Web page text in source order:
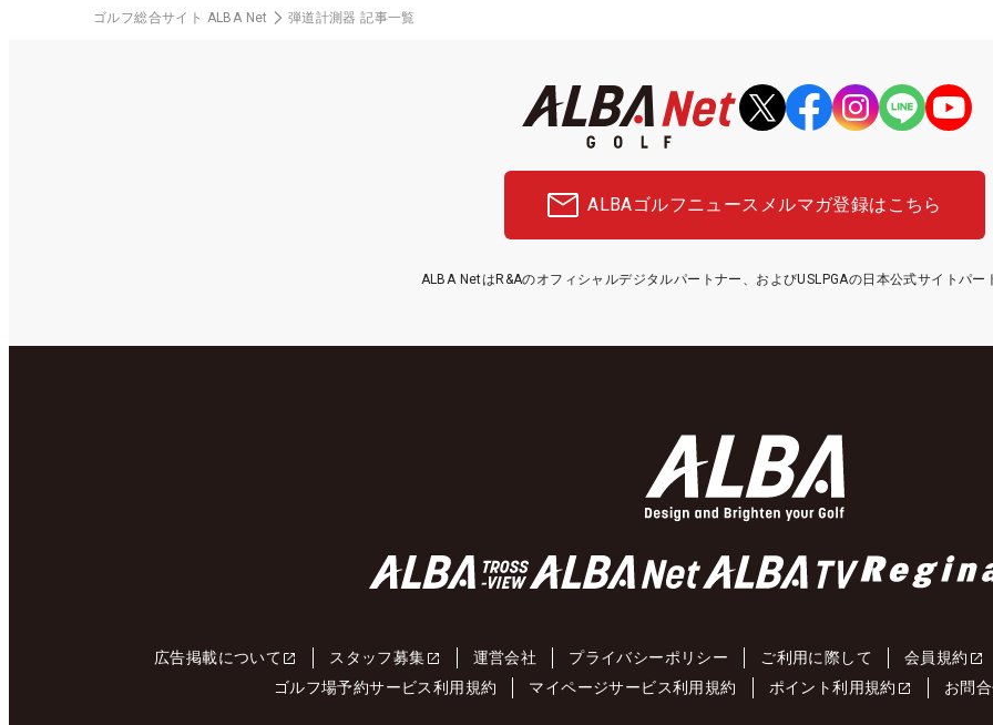
ゴルフ総合サイト ALBA Net 弾道計測器 記事一覧
ALBAゴルフニュース メルマガ登録はこちら
ALBA NetはR&Aのオフィシャルデジタルパートナー、およびUSLPGAの日本公式サイトパー
広告掲載について スタッフ募集 運営会社 プライバシーポリシー ご利用に際して
会員規約
ゴルフ場予約サービス利用規約
マイページサービス利用規約 ポイント利用規約 お問